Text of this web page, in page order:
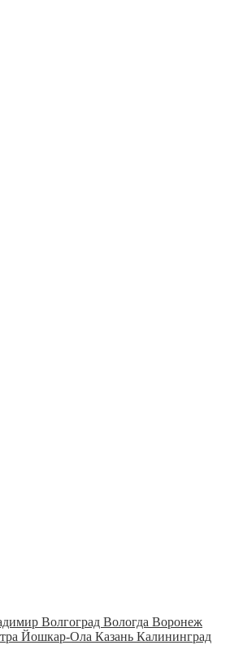
Волгоград Вологда Воронеж
Йошкар-Ола Казань Калининград